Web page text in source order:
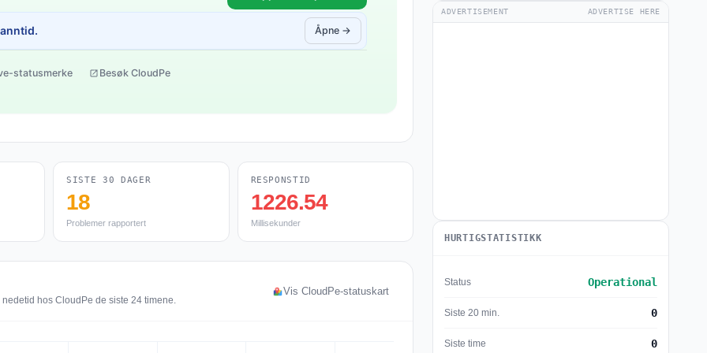
Åpne →
statusmerke Besøk CloudPe
SISTE 30 DAGER
18
Problemer rapportert
RESPONSTID
1226.54
Millisekunder
hos CloudPe de siste 24 timene.
Vis CloudPe-statuskart
ADVERTISEMENT ADVERTISE HERE
HURTIGSTATISTIKK
Status Operational
Siste 20 min. 0
Siste time 0